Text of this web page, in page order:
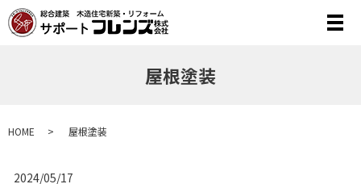
メ
屋根塗装
HOME 屋根塗装
2024/05/17